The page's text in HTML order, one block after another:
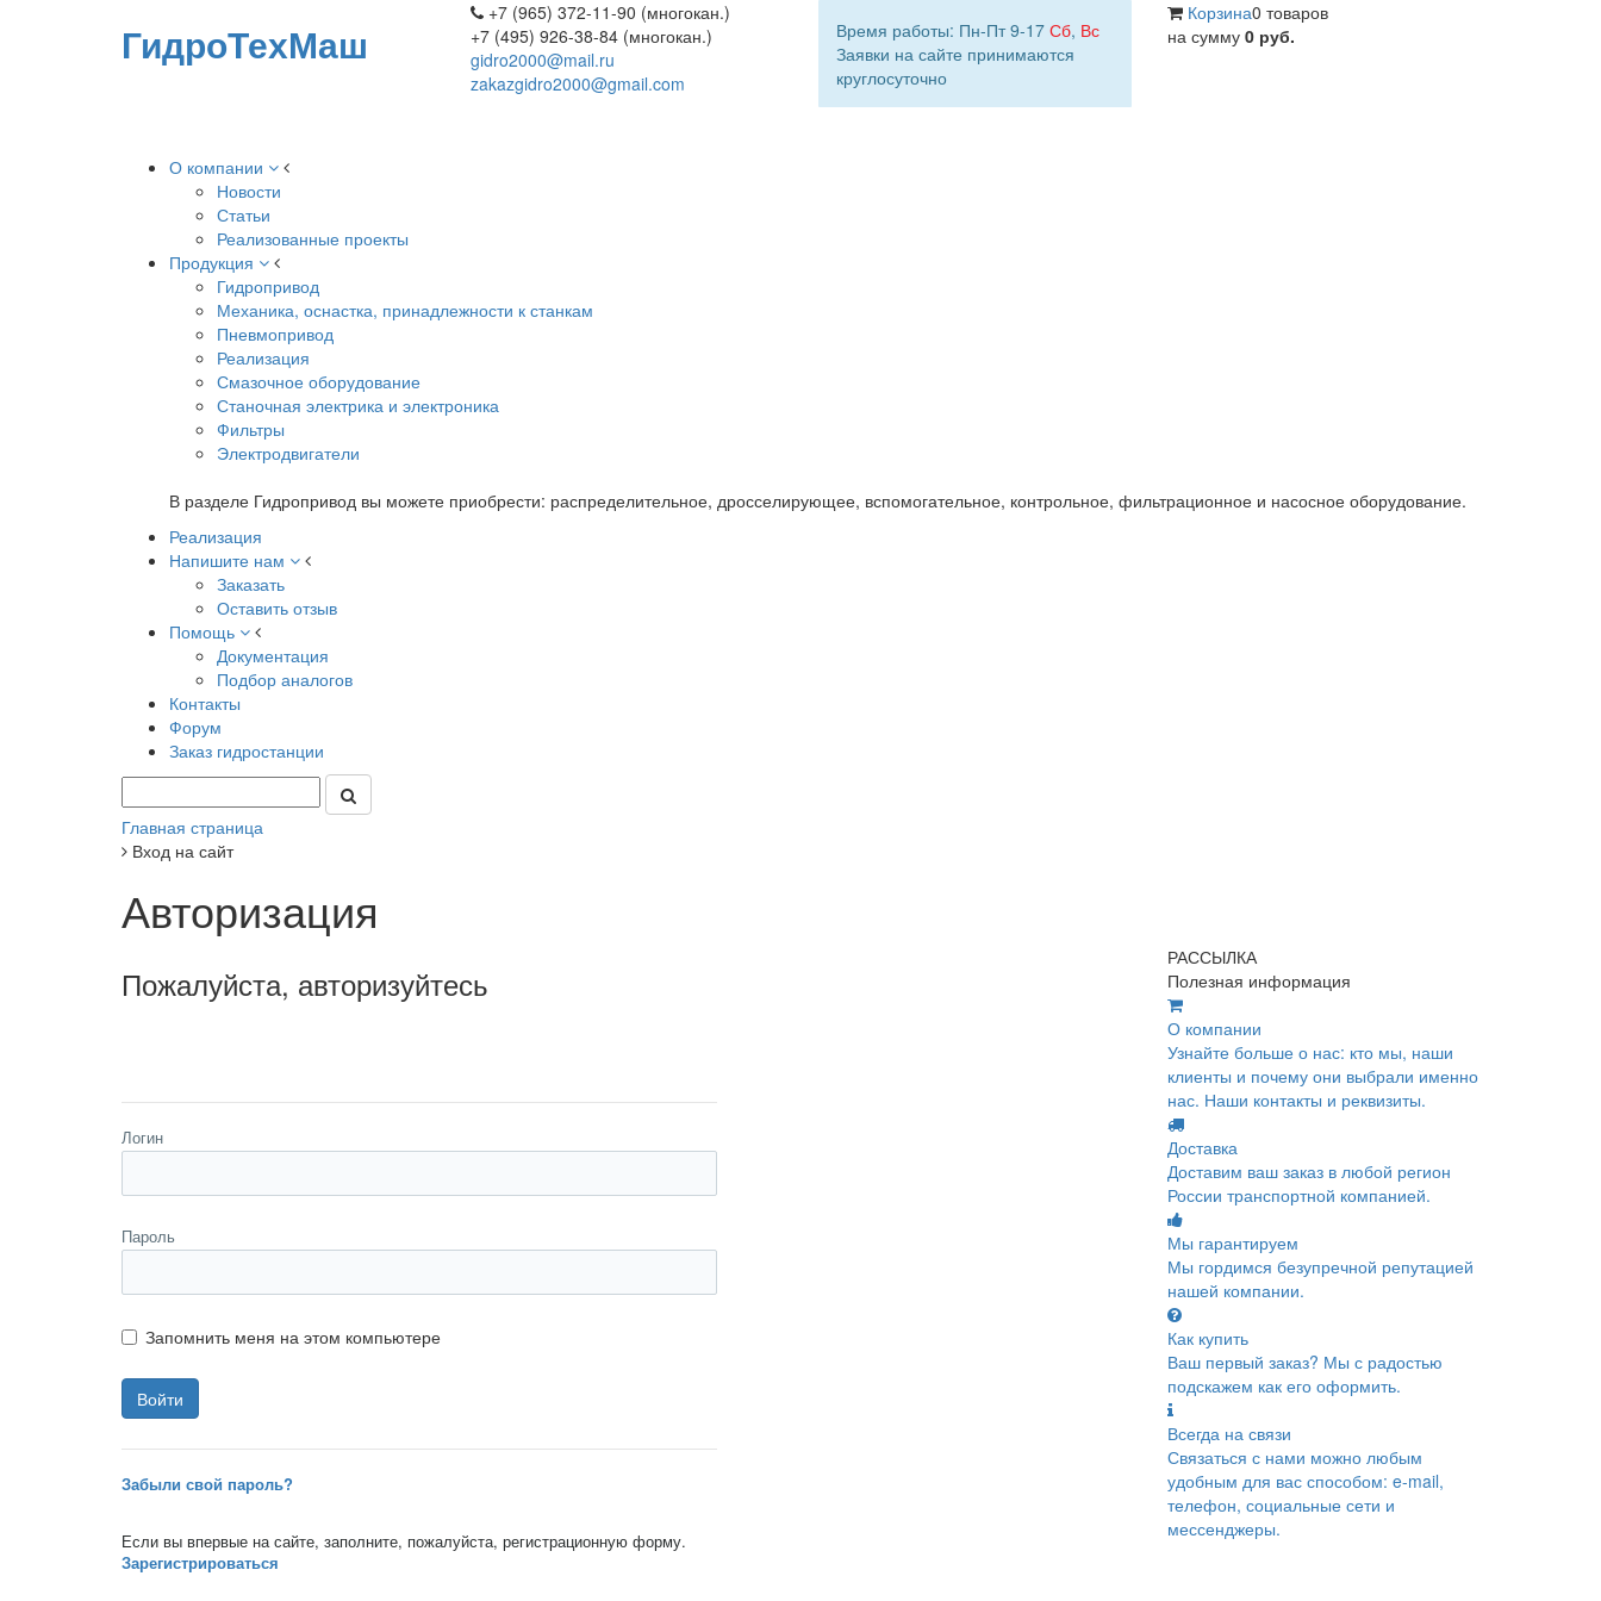
ГидроТехМаш
+7 (965) 372-11-90 (многокан.)
+7 (495) 926-38-84 (многокан.)
gidro2000@mail.ru
zakazgidro2000@gmail.com
Время работы: Пн-Пт 9-17 Сб, Вс
Заявки на сайте принимаются
круглосуточно
Корзина0 товаров
на сумму 0 руб.
О компании
Новости
Статьи
Реализованные проекты
Продукция
Гидропривод
Механика, оснастка, принадлежности к станкам
Пневмопривод
Реализация
Смазочное оборудование
Станочная электрика и электроника
Фильтры
Электродвигатели
В разделе Гидропривод вы можете приобрести: распределительное, дросселирующее, вспомогательное, контрольное, фильтрационное и насосное оборудование.
Реализация
Напишите нам
Заказать
Оставить отзыв
Помощь
Документация
Подбор аналогов
Контакты
Форум
Заказ гидростанции
Главная страница
Вход на сайт
Авторизация
Пожалуйста, авторизуйтесь
Логин
Пароль
Запомнить меня на этом компьютере
Забыли свой пароль?
Если вы впервые на сайте, заполните, пожалуйста, регистрационную форму.
Зарегистрироваться
РАССЫЛКА
Полезная информация
О компании
Узнайте больше о нас: кто мы, наши
клиенты и почему они выбрали именно
нас. Наши контакты и реквизиты.
Доставка
Доставим ваш заказ в любой регион
России транспортной компанией.
Мы гарантируем
Мы гордимся безупречной репутацией
нашей компании.
Как купить
Ваш первый заказ? Мы с радостью
подскажем как его оформить.
Всегда на связи
Связаться с нами можно любым
удобным для вас способом: e-mail,
телефон, социальные сети и
мессенджеры.